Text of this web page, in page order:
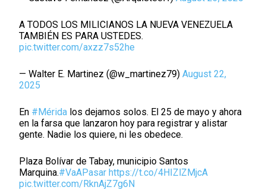
A TODOS LOS MILICIANOS LA NUEVA VENEZUELA
TAMBIÉN ES PARA USTEDES.
pic.twitter.com/axzz7s52he
— Walter E. Martinez (@w_martinez79)August 22,
2025
En #Mérida los dejamos solos. El 25 de mayo y ahora
en la farsa que lanzaron hoy para registrar y alistar
gente. Nadie los quiere, ni les obedece.
Plaza Bolívar de Tabay, municipio Santos
Marquina.#VaAPasar https://t.co/4HIZlZMjcA
pic.twitter.com/RknAjZ7g6N